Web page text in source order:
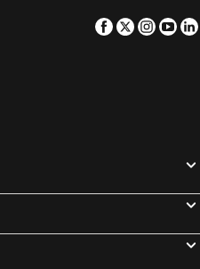
Facebook
Twitter